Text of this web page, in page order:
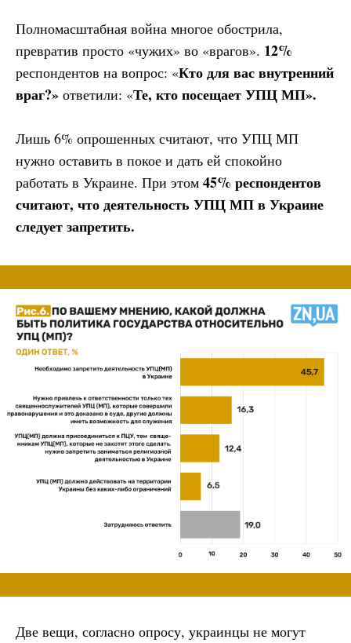
Полномасштабная война многое обострила,
превратив просто «чужих» во «врагов». 12%
респондентов на вопрос: «Кто для вас внутренний
враг?» ответили: «Те, кто посещает УПЦ МП».
Лишь 6% опрошенных считают, что УПЦ МП
нужно оставить в покое и дать ей спокойно
работать в Украине. При этом 45% респондентов
считают, что деятельность УПЦ МП в Украине
следует запретить.
Две вещи, согласно опросу, украинцы не могут